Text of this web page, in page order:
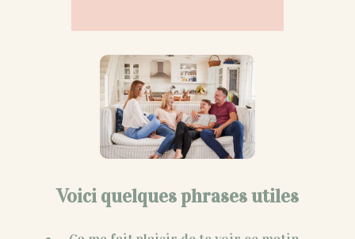
Voici quelques phrases utiles